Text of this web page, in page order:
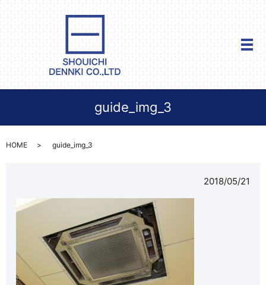
メ
guide_img_3
HOME guide_img_3
2018/05/21